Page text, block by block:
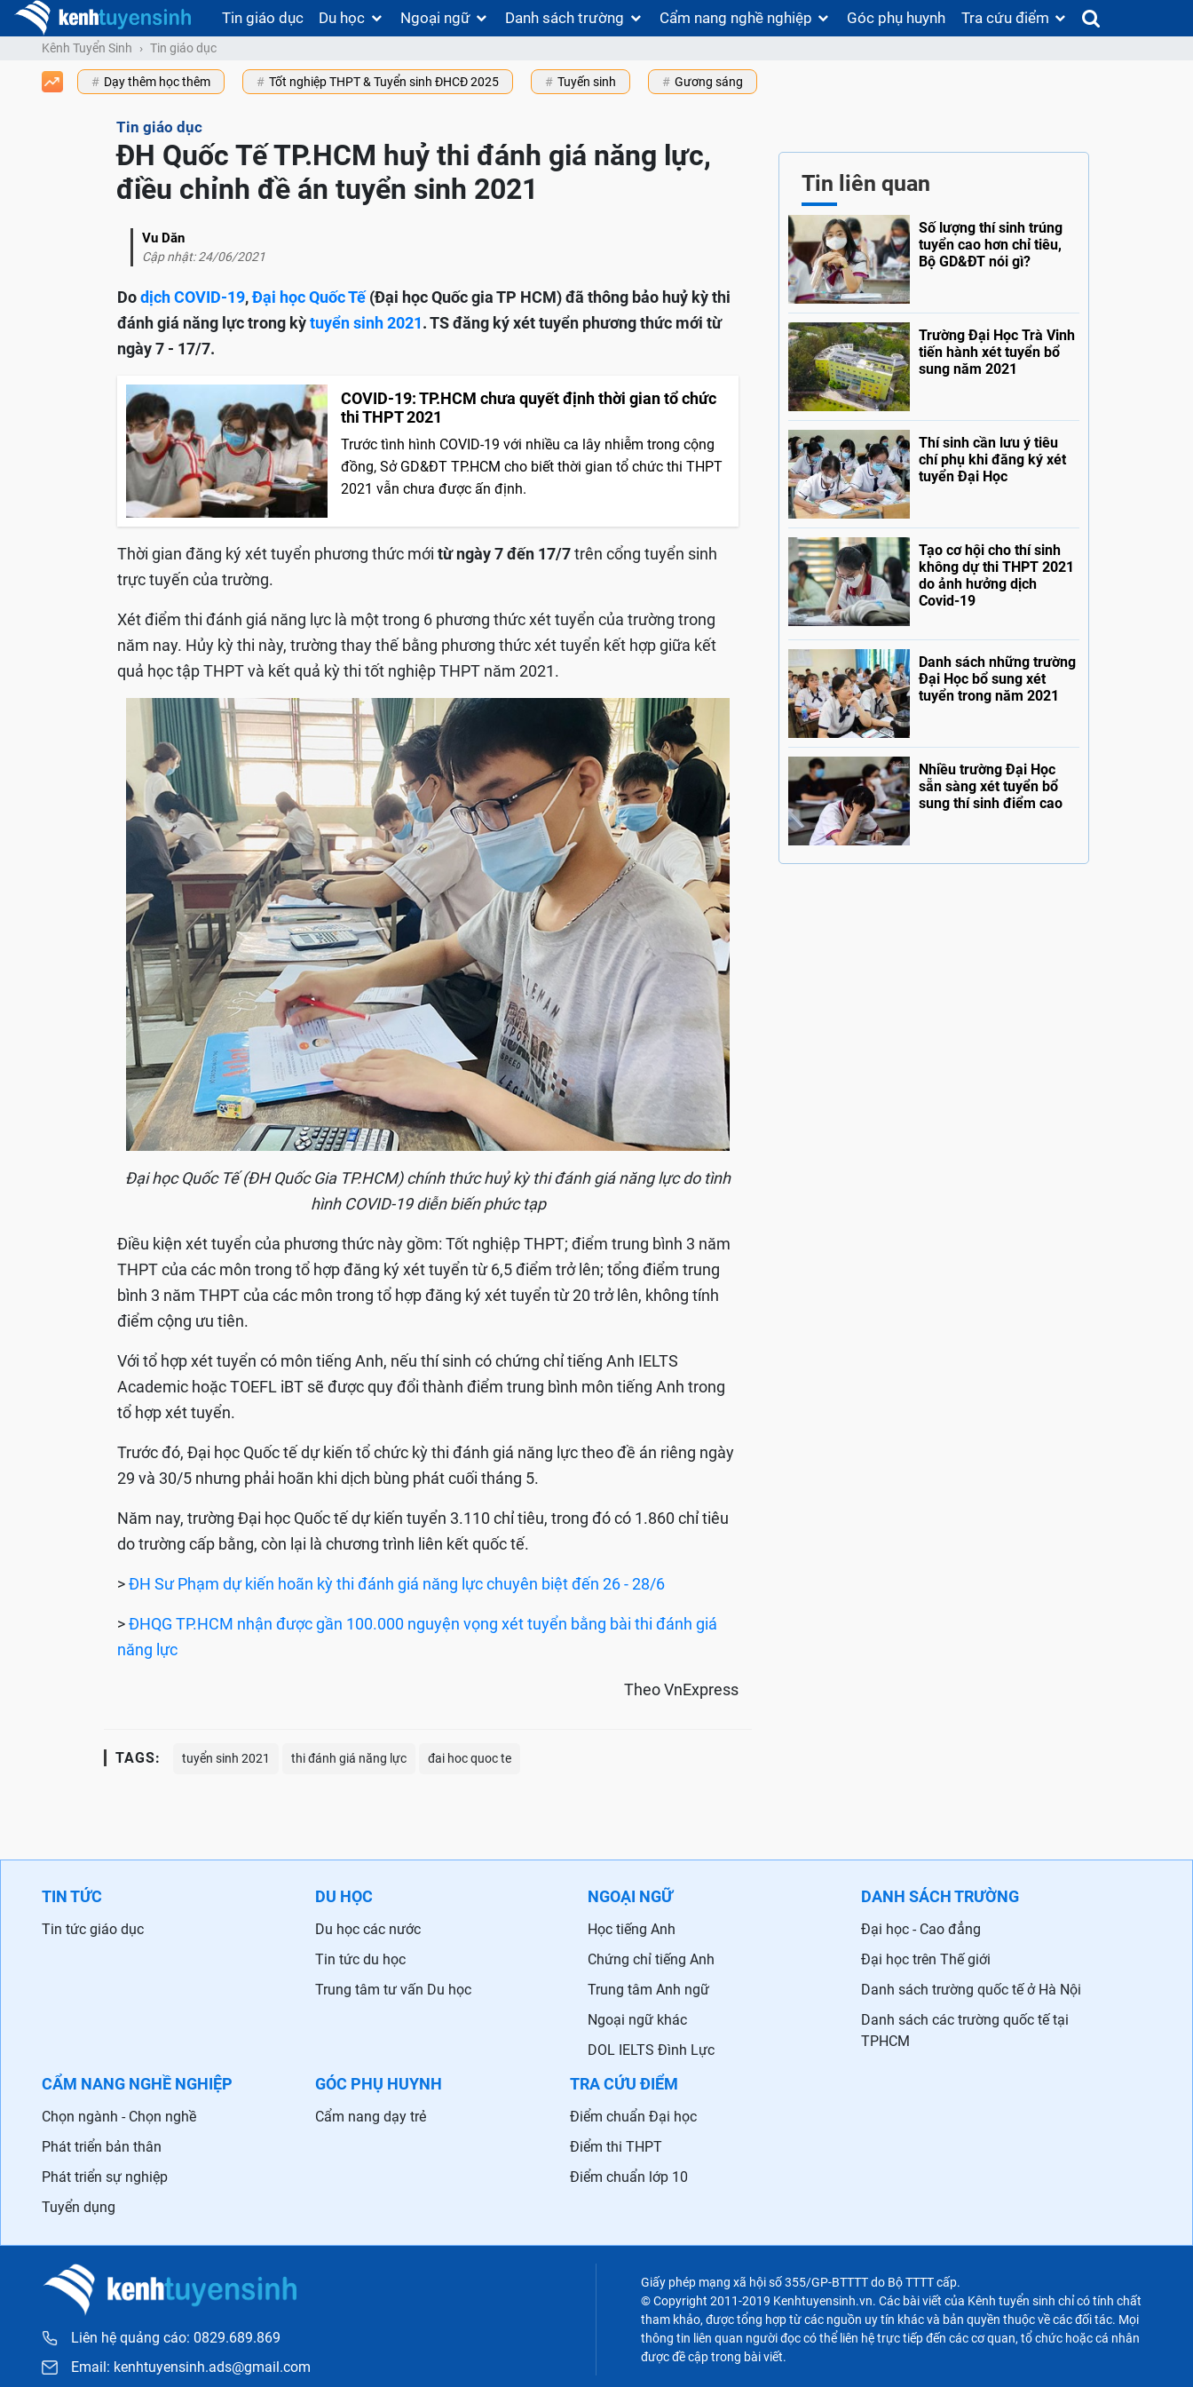
Tin giáo dục Du học Ngoại ngữ Danh sách trường Cẩm nang nghề nghiệp Góc phụ huynh Tra cứu điểm
Kênh Tuyển Sinh Tin giáo dục
Dạy thêm học thêm Tốt nghiệp THPT & Tuyển sinh ĐHCĐ 2025 Tuyến sinh Gương sáng
Tin giáo dục
ĐH Quốc Tế TP.HCM huỷ thi đánh giá năng lực,
điều chỉnh đề án tuyển sinh 2021
Vu Dăn
Cập nhật: 24/06/2021
Dodịch COVID-19,Đại học Quốc Tế(Đại học Quốc gia TP HCM) đã thông bảo huỷ kỳ thi
đánh giá năng lực trong kỳtuyển sinh 2021. TS đăng ký xét tuyển phương thức mới từ
ngày 7 - 17/7.
COVID-19: TP.HCM chưa quyết định thời gian tổ chức
thi THPT 2021
Trước tình hình COVID-19 với nhiều ca lây nhiễm trong cộng
đồng, Sở GD&ĐT TP.HCM cho biết thời gian tổ chức thi THPT
2021 vẫn chưa được ấn định.
Thời gian đăng ký xét tuyển phương thức mới từ ngày 7 đến 17/7trên cổng tuyển sinh
trực tuyến của trường.
Xét điểm thi đánh giá năng lực là một trong 6 phương thức xét tuyển của trường trong
năm nay. Hủy kỳ thi này, trường thay thế bằng phương thức xét tuyển kết hợp giữa kết
quả học tập THPT và kết quả kỳ thi tốt nghiệp THPT năm 2021.
Đại học Quốc Tế (ĐH Quốc Gia TP.HCM) chính thức huỷ kỳ thi đánh giá năng lực do tình
hình COVID-19 diễn biến phức tạp
Điều kiện xét tuyển của phương thức này gồm: Tốt nghiệp THPT; điểm trung bình 3 năm
THPT của các môn trong tổ hợp đăng ký xét tuyển từ 6,5 điểm trở lên; tổng điểm trung
bình 3 năm THPT của các môn trong tổ hợp đăng ký xét tuyển từ 20 trở lên, không tính
điểm cộng ưu tiên.
Với tổ hợp xét tuyển có môn tiếng Anh, nếu thí sinh có chứng chỉ tiếng Anh IELTS
Academic hoặc TOEFL iBT sẽ được quy đổi thành điểm trung bình môn tiếng Anh trong
tổ hợp xét tuyển.
Trước đó, Đại học Quốc tế dự kiến tổ chức kỳ thi đánh giá năng lực theo đề án riêng ngày
29 và 30/5 nhưng phải hoãn khi dịch bùng phát cuối tháng 5.
Năm nay, trường Đại học Quốc tế dự kiến tuyển 3.110 chỉ tiêu, trong đó có 1.860 chỉ tiêu
do trường cấp bằng, còn lại là chương trình liên kết quốc tế.
>ĐH Sư Phạm dự kiến hoãn kỳ thi đánh giá năng lực chuyên biệt đến 26 - 28/6
>ĐHQG TP.HCM nhận được gần 100.000 nguyện vọng xét tuyển bằng bài thi đánh giá
năng lực
Theo VnExpress
TAGS: tuyển sinh 2021 thi đánh giá năng lực đai hoc quoc te
Tin liên quan
Số lượng thí sinh trúng
tuyển cao hơn chỉ tiêu,
Bộ GD&ĐT nói gì?
Trường Đại Học Trà Vinh
tiến hành xét tuyển bổ
sung năm 2021
Thí sinh cần lưu ý tiêu
chí phụ khi đăng ký xét
tuyển Đại Học
Tạo cơ hội cho thí sinh
không dự thi THPT 2021
do ảnh hưởng dịch
Covid-19
Danh sách những trường
Đại Học bổ sung xét
tuyển trong năm 2021
Nhiều trường Đại Học
sẵn sàng xét tuyển bổ
sung thí sinh điểm cao
TIN TỨC
Tin tức giáo dục
DU HỌC
Du học các nước
Tin tức du học
Trung tâm tư vấn Du học
NGOẠI NGỮ
Học tiếng Anh
Chứng chỉ tiếng Anh
Trung tâm Anh ngữ
Ngoại ngữ khác
DOL IELTS Đình Lực
DANH SÁCH TRƯỜNG
Đại học - Cao đẳng
Đại học trên Thế giới
Danh sách trường quốc tế ở Hà Nội
Danh sách các trường quốc tế tại
TPHCM
CẨM NANG NGHỀ NGHIỆP
Chọn ngành - Chọn nghề
Phát triển bản thân
Phát triển sự nghiệp
Tuyển dụng
GÓC PHỤ HUYNH
Cẩm nang dạy trẻ
TRA CỨU ĐIỂM
Điểm chuẩn Đại học
Điểm thi THPT
Điểm chuẩn lớp 10
Liên hệ quảng cáo: 0829.689.869
Email: kenhtuyensinh.ads@gmail.com
Giấy phép mạng xã hội số 355/GP-BTTTT do Bộ TTTT cấp.
© Copyright 2011-2019 Kenhtuyensinh.vn. Các bài viết của Kênh tuyển sinh chỉ có tính chất
tham khảo, được tổng hợp từ các nguồn uy tín khác và bản quyền thuộc về các đối tác. Mọi
thông tin liên quan người đọc có thể liên hệ trực tiếp đến các cơ quan, tổ chức hoặc cá nhân
được đề cập trong bài viết.